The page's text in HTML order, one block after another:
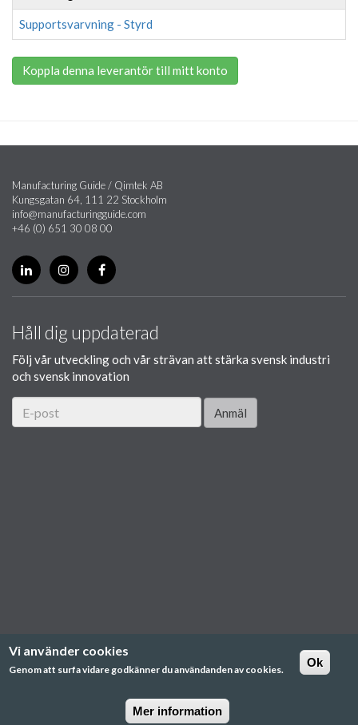
Supportsvarvning - Styrd
Koppla denna leverantör till mitt konto
Manufacturing Guide / Qimtek AB
Kungsgatan 64, 111 22 Stockholm
info@manufacturingguide.com
+46 (0) 651 30 08 00
Håll dig uppdaterad
Följ vår utveckling och vår strävan att stärka svensk industri
och svensk innovation
Anmäl
Vi använder cookies
Genom att surfa vidare godkänner du användanden av cookies.
Ok
Mer information